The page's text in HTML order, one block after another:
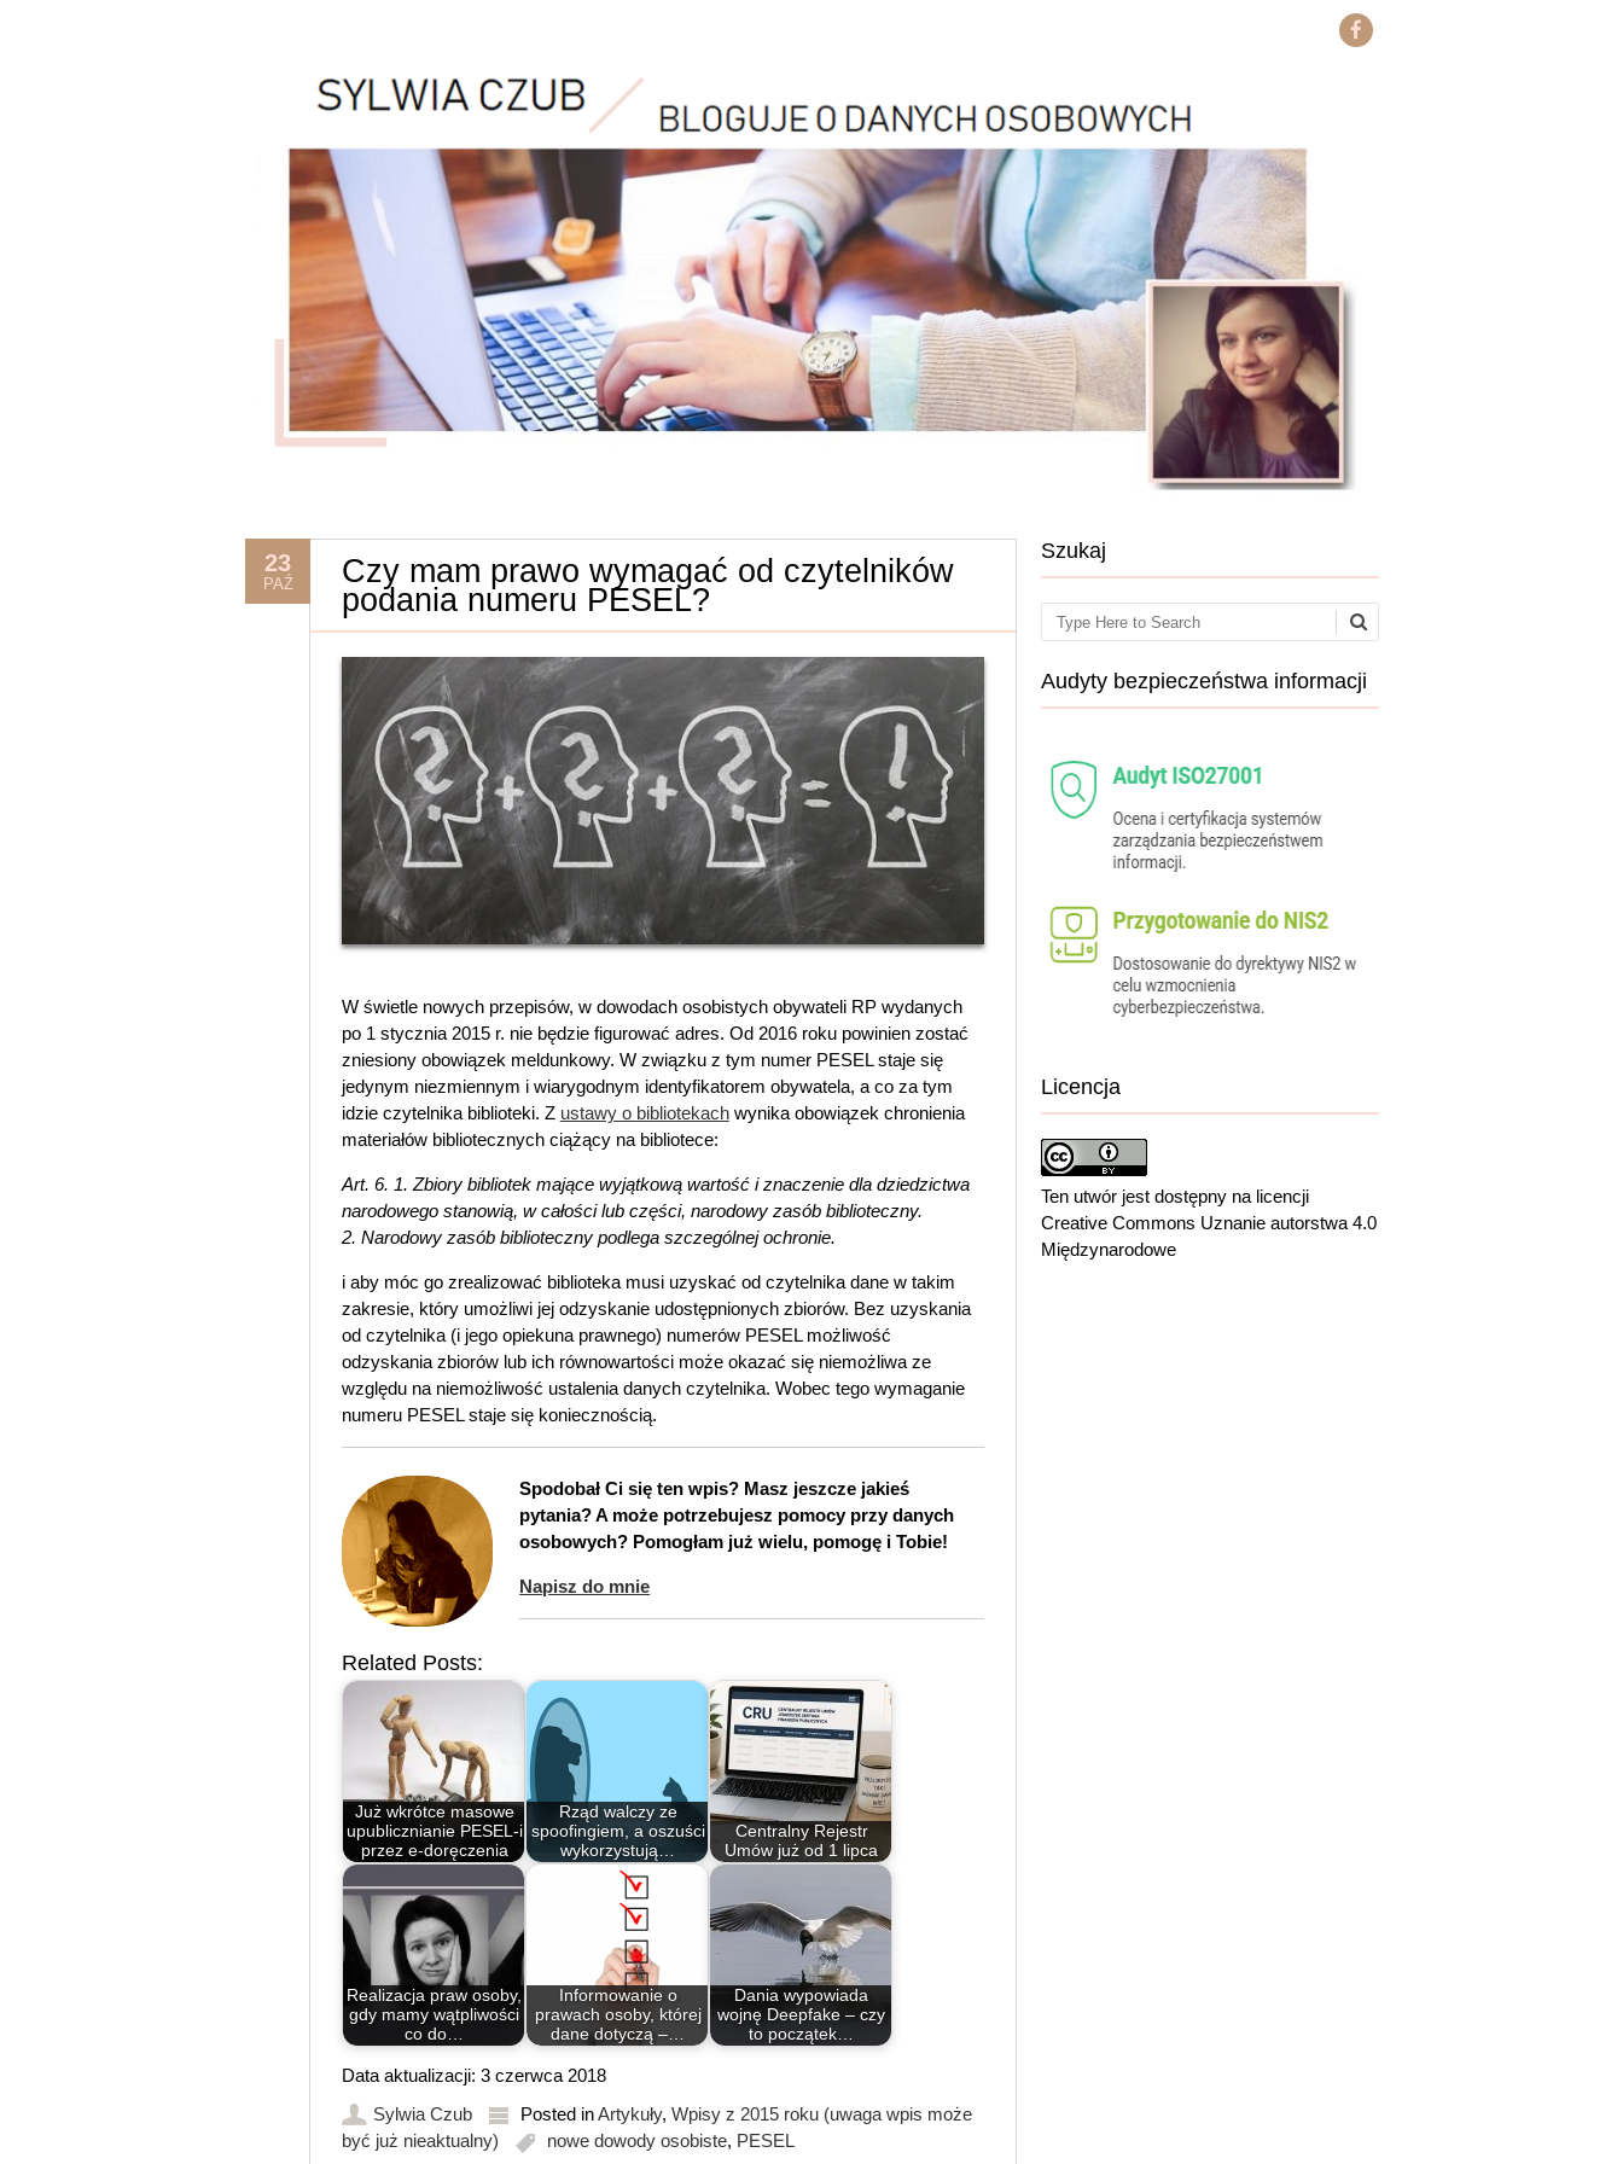
23
PAŹ
Czy mam prawo wymagać od czytelników
podania numeru PESEL?
W świetle nowych przepisów, w dowodach osobistych obywateli RP wydanych
po 1 stycznia 2015 r. nie będzie figurować adres. Od 2016 roku powinien zostać
zniesiony obowiązek meldunkowy. W związku z tym numer PESEL staje się
jedynym niezmiennym i wiarygodnym identyfikatorem obywatela, a co za tym
idzie czytelnika biblioteki. Z ustawy o bibliotekachwynika obowiązek chronienia
materiałów bibliotecznych ciążący na bibliotece:
Art. 6. 1. Zbiory bibliotek mające wyjątkową wartość i znaczenie dla dziedzictwa
narodowego stanowią, w całości lub części, narodowy zasób biblioteczny.
2. Narodowy zasób biblioteczny podlega szczególnej ochronie.
i aby móc go zrealizować biblioteka musi uzyskać od czytelnika dane w takim
zakresie, który umożliwi jej odzyskanie udostępnionych zbiorów. Bez uzyskania
od czytelnika (i jego opiekuna prawnego) numerów PESEL możliwość
odzyskania zbiorów lub ich równowartości może okazać się niemożliwa ze
względu na niemożliwość ustalenia danych czytelnika. Wobec tego wymaganie
numeru PESEL staje się koniecznością.
Spodobał Ci się ten wpis? Masz jeszcze jakieś
pytania? A może potrzebujesz pomocy przy danych
osobowych? Pomogłam już wielu, pomogę i Tobie!
Napisz do mnie
Related Posts:
Już wkrótce masowe
upublicznianie PESEL-i
przez e-doręczenia
Rząd walczy ze
spoofingiem, a oszuści
wykorzystują…
Centralny Rejestr
Umów już od 1 lipca
Realizacja praw osoby,
gdy mamy wątpliwości
co do…
Informowanie o
prawach osoby, której
dane dotyczą –…
Dania wypowiada
wojnę Deepfake – czy
to początek…
Data aktualizacji: 3 czerwca 2018
Sylwia Czub
Posted inArtykuły, Wpisy z 2015 roku (uwaga wpis może
być już nieaktualny)
nowe dowody osobiste, PESEL
Szukaj
Search
Audyty bezpieczeństwa informacji
Licencja
Ten utwór jest dostępny na licencji
Creative Commons Uznanie autorstwa 4.0
Międzynarodowe